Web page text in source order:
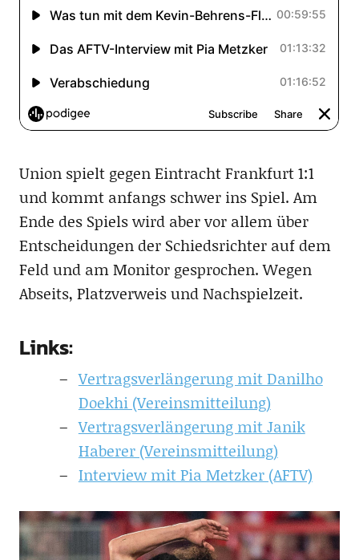
Union spielt gegen Eintracht Frankfurt 1:1
und kommt anfangs schwer ins Spiel. Am
Ende des Spiels wird aber vor allem über
Entscheidungen der Schiedsrichter auf dem
Feld und am Monitor gesprochen. Wegen
Abseits, Platzverweis und Nachspielzeit.
Links:
Vertragsverlängerung mit Danilho
Doekhi (Vereinsmitteilung)
Vertragsverlängerung mit Janik
Haberer (Vereinsmitteilung)
Interview mit Pia Metzker (AFTV)